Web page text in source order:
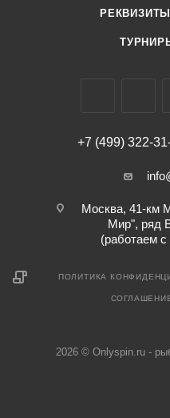
РЕКВИЗИТЫ
+7 (499) 322-
Москва, 41-км
Мир", ряд
(работаем с
ПОЛИТИКА
2026 © Onlyspin.ru -